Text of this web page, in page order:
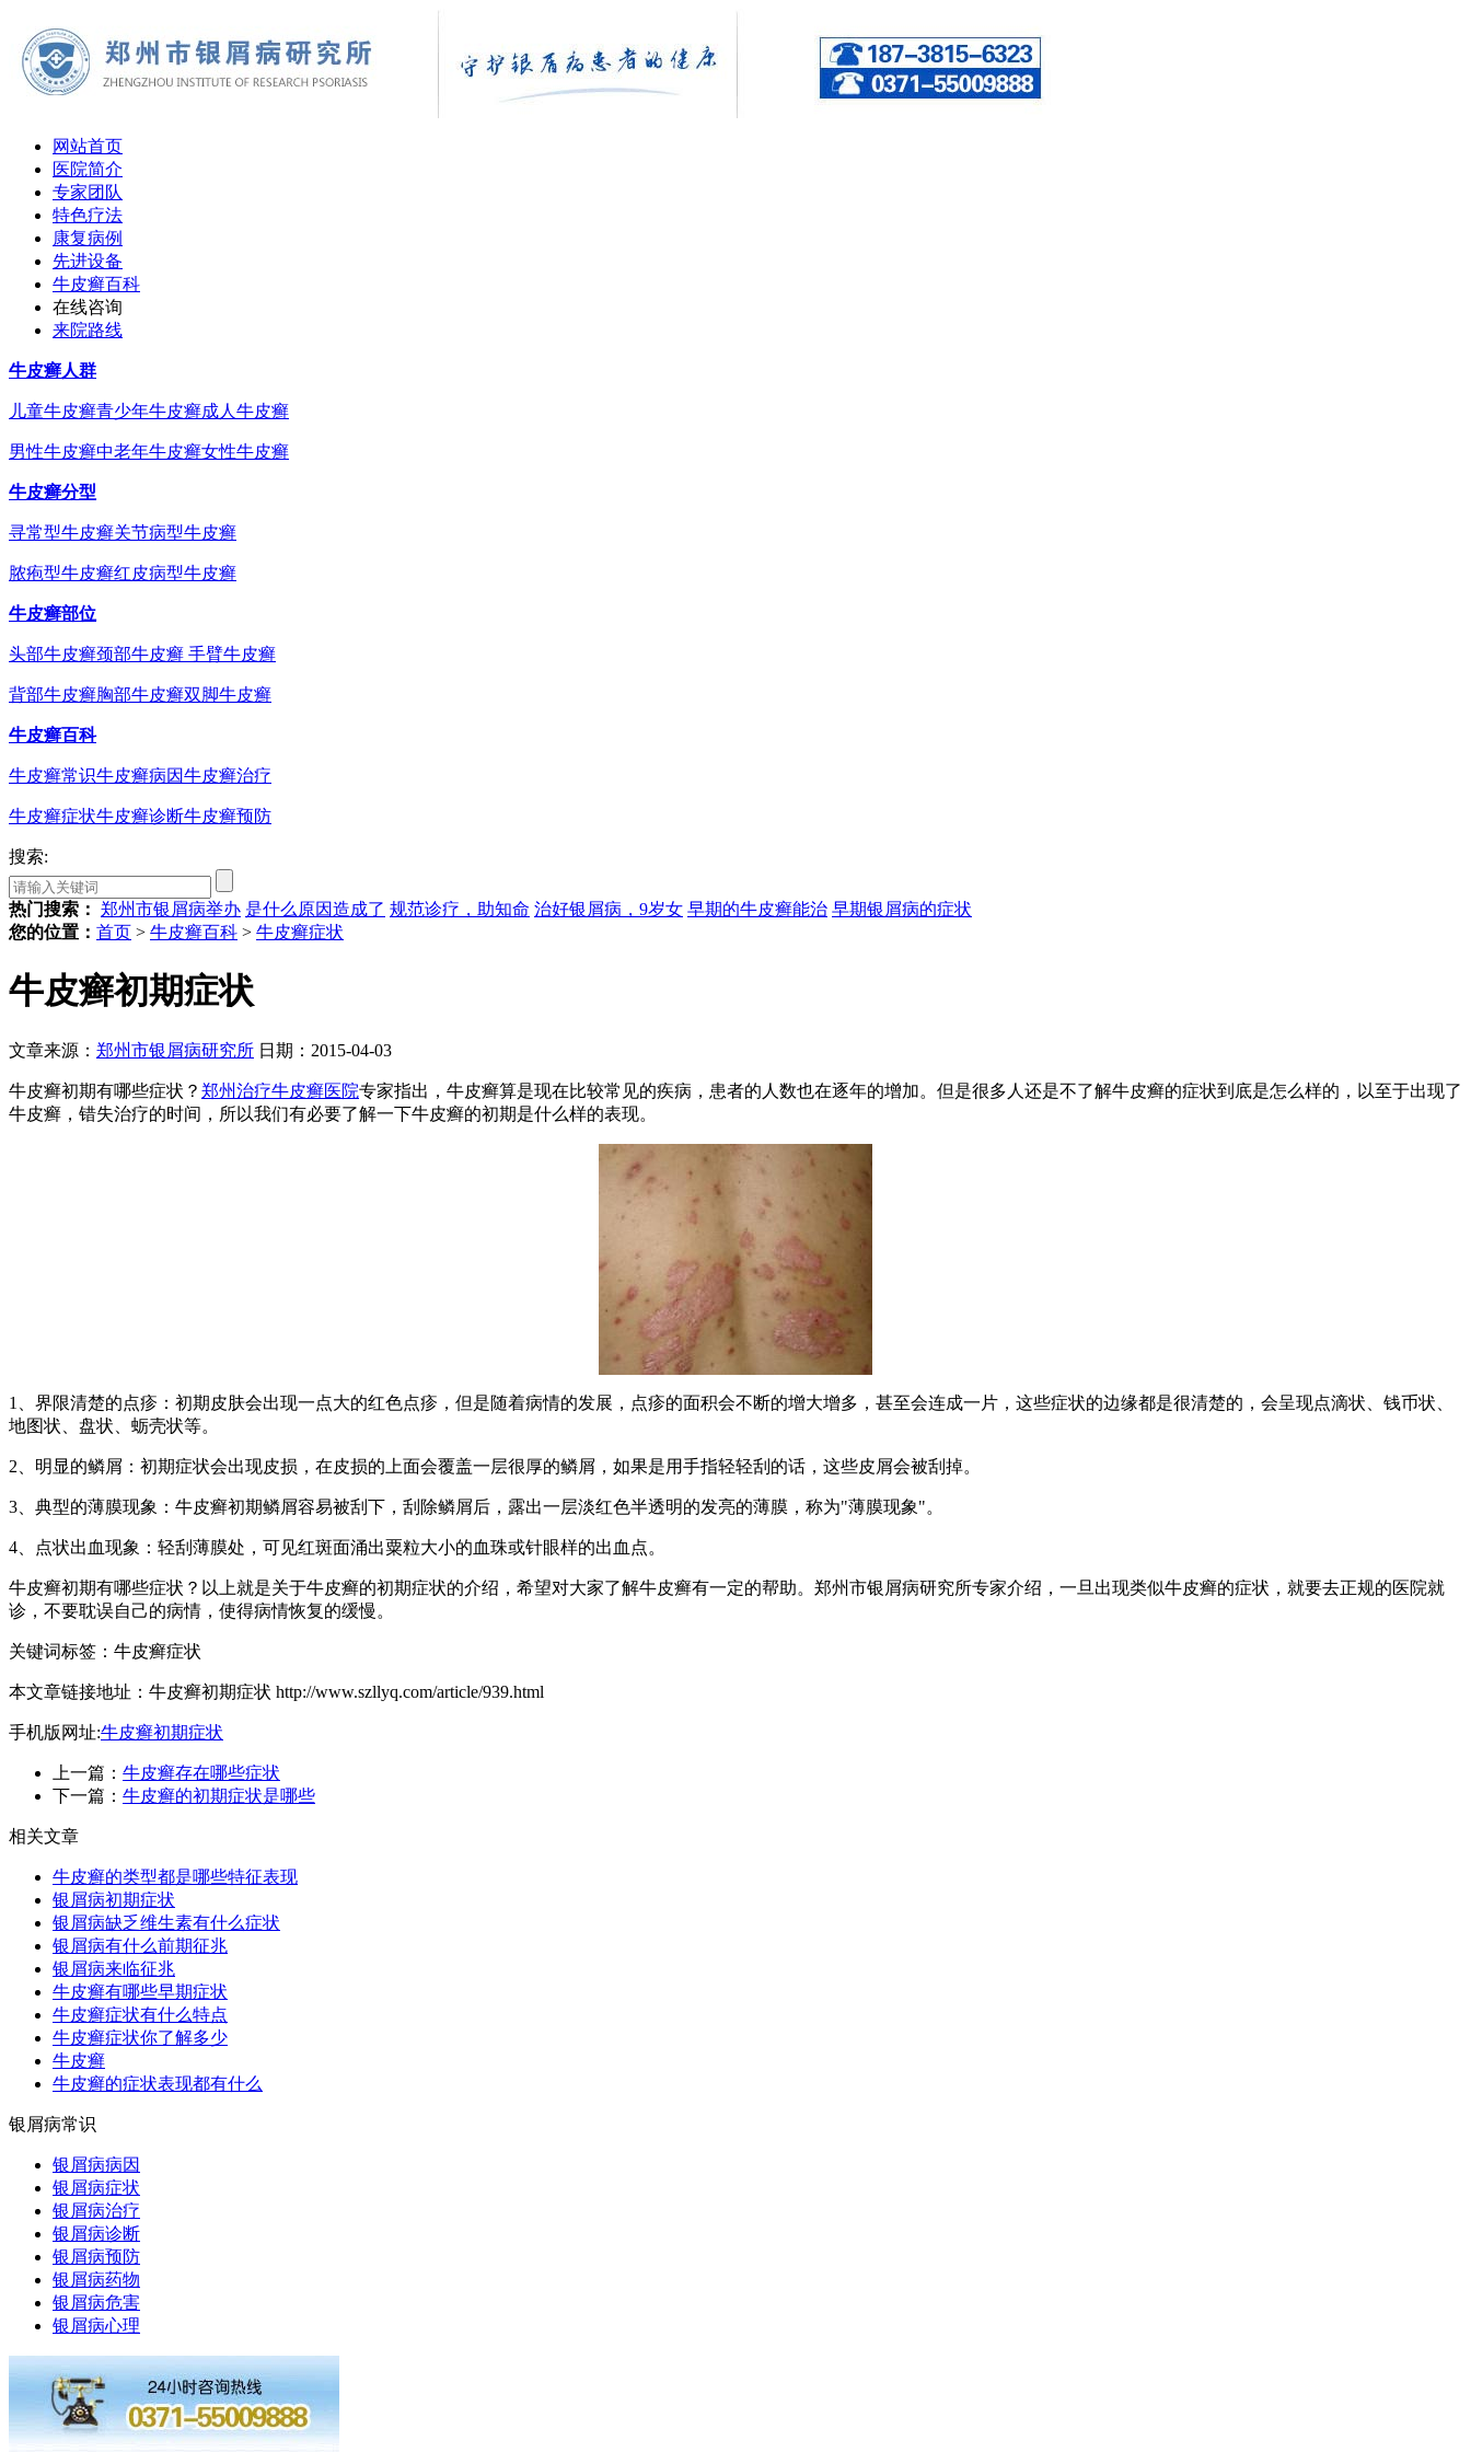
网站首页
医院简介
专家团队
特色疗法
康复病例
先进设备
牛皮癣百科
在线咨询
来院路线
牛皮癣人群
儿童牛皮癣青少年牛皮癣成人牛皮癣
男性牛皮癣中老年牛皮癣女性牛皮癣
牛皮癣分型
寻常型牛皮癣关节病型牛皮癣
脓疱型牛皮癣红皮病型牛皮癣
牛皮癣部位
头部牛皮癣颈部牛皮癣 手臂牛皮癣
背部牛皮癣胸部牛皮癣双脚牛皮癣
牛皮癣百科
牛皮癣常识牛皮癣病因牛皮癣治疗
牛皮癣症状牛皮癣诊断牛皮癣预防
搜索:
热门搜索： 郑州市银屑病举办 是什么原因造成了 规范诊疗，助知命 治好银屑病，9岁女 早期的牛皮癣能治 早期银屑病的症状
您的位置： 首页 > 牛皮癣百科 > 牛皮癣症状
牛皮癣初期症状
文章来源： 郑州市银屑病研究所 日期：2015-04-03
牛皮癣初期有哪些症状？ 郑州治疗牛皮癣医院专家指出，牛皮癣算是现在比较常见的疾病，患者的人数也在逐年的增加。但是很多人还是不了解牛皮癣的症状到底是怎么样的，以至于出现了
牛皮癣，错失治疗的时间，所以我们有必要了解一下牛皮癣的初期是什么样的表现。
1、界限清楚的点疹：初期皮肤会出现一点大的红色点疹，但是随着病情的发展，点疹的面积会不断的增大增多，甚至会连成一片，这些症状的边缘都是很清楚的，会呈现点滴状、钱币状、
地图状、盘状、蛎壳状等。
2、明显的鳞屑：初期症状会出现皮损，在皮损的上面会覆盖一层很厚的鳞屑，如果是用手指轻轻刮的话，这些皮屑会被刮掉。
3、典型的薄膜现象：牛皮癣初期鳞屑容易被刮下，刮除鳞屑后，露出一层淡红色半透明的发亮的薄膜，称为"薄膜现象"。
4、点状出血现象：轻刮薄膜处，可见红斑面涌出粟粒大小的血珠或针眼样的出血点。
牛皮癣初期有哪些症状？以上就是关于牛皮癣的初期症状的介绍，希望对大家了解牛皮癣有一定的帮助。郑州市银屑病研究所专家介绍，一旦出现类似牛皮癣的症状，就要去正规的医院就
诊，不要耽误自己的病情，使得病情恢复的缓慢。
关键词标签：牛皮癣症状
本文章链接地址：牛皮癣初期症状 http://www.szllyq.com/article/939.html
手机版网址:牛皮癣初期症状
上一篇： 牛皮癣存在哪些症状
下一篇： 牛皮癣的初期症状是哪些
相关文章
牛皮癣的类型都是哪些特征表现
银屑病初期症状
银屑病缺乏维生素有什么症状
银屑病有什么前期征兆
银屑病来临征兆
牛皮癣有哪些早期症状
牛皮癣症状有什么特点
牛皮癣症状你了解多少
牛皮癣
牛皮癣的症状表现都有什么
银屑病常识
银屑病病因
银屑病症状
银屑病治疗
银屑病诊断
银屑病预防
银屑病药物
银屑病危害
银屑病心理